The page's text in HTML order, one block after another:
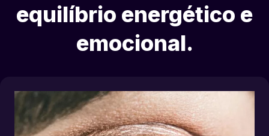
equilíbrio energético e
emocional.